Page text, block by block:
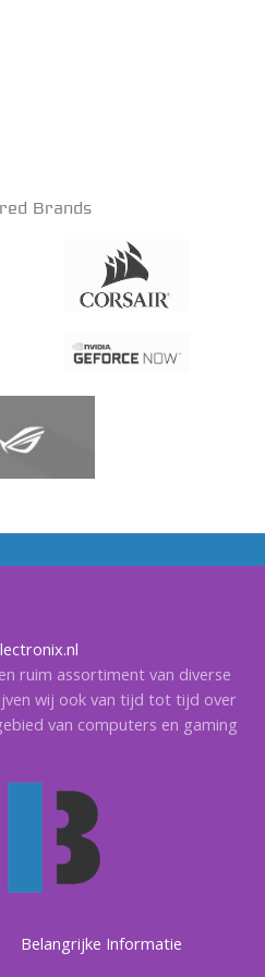
Brands
ruim assortiment van diverse
wij ook van tijd tot tijd over
van computers en gaming
Belangrijke Informatie